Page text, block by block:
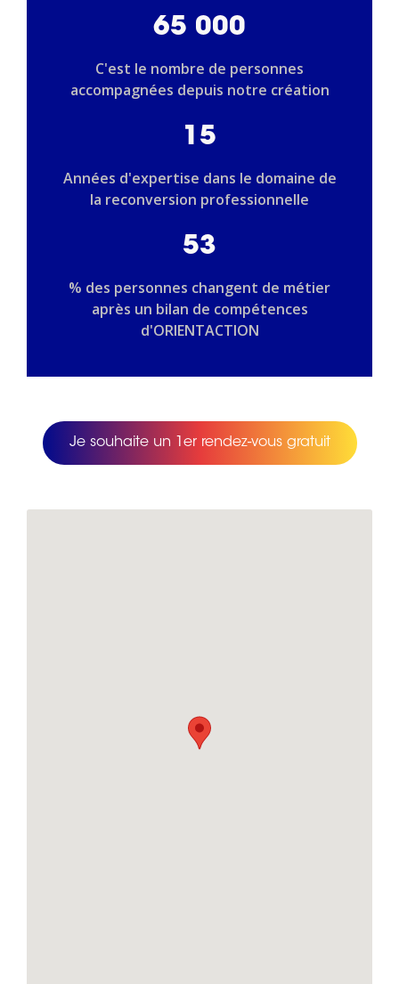
65 000
C'est le nombre de personnes
accompagnées depuis notre création
15
Années d'expertise dans le domaine de
la reconversion professionnelle
53
% des personnes changent de métier
après un bilan de compétences
d'ORIENTACTION
Je souhaite un 1er rendez-vous gratuit